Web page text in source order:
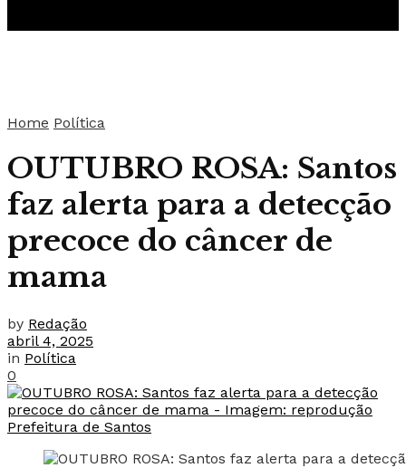
Home Política
OUTUBRO ROSA: Santos
faz alerta para a detecção
precoce do câncer de
mama
by Redação
abril 4, 2025
in Política
0